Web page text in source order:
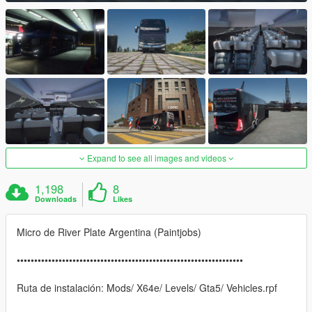
Expand to see all images and videos
1,198
Downloads
8
Likes
Micro de River Plate Argentina (Paintjobs)
•••••••••••••••••••••••••••••••••••••••••••••••••••••••••••••••••
Ruta de instalación: Mods/ X64e/ Levels/ Gta5/ Vehicles.rpf